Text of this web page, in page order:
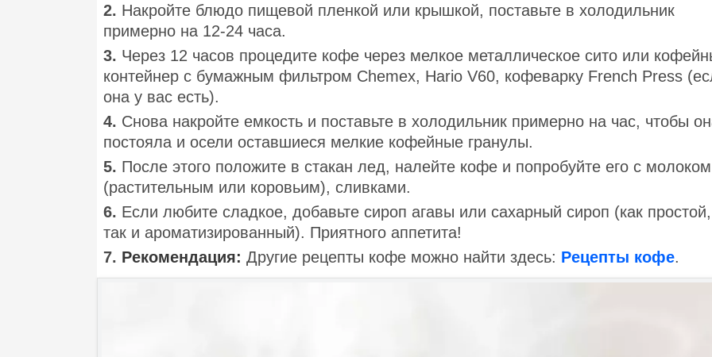
2. Накройте блюдо пищевой пленкой или крышкой, поставьте в холодильник
примерно на 12-24 часа.
3. Через 12 часов процедите кофе через мелкое металлическое сито или
контейнер с бумажным фильтром Chemex, Hario V60, кофеварку French Press
она у вас есть).
4. Снова накройте емкость и поставьте в холодильник примерно на час, чтобы
постояла и осели оставшиеся мелкие кофейные гранулы.
5. После этого положите в стакан лед, налейте кофе и попробуйте его с молоком
(растительным или коровьим), сливками.
6. Если любите сладкое, добавьте сироп агавы или сахарный сироп (как простой,
так и ароматизированный). Приятного аппетита!
7. Рекомендация: Другие рецепты кофе можно найти здесь: Рецепты кофе.